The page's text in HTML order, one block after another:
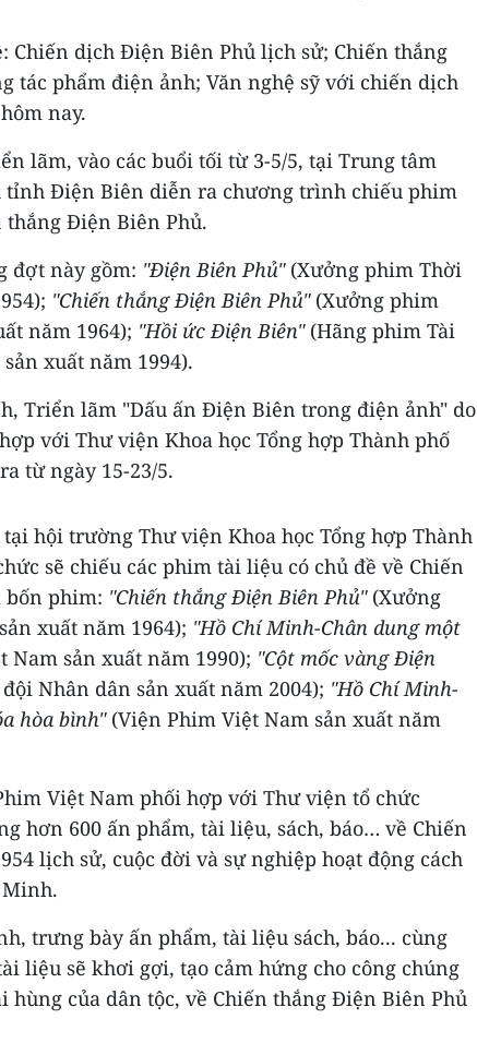
Chiến dịch Điện Biên Phủ lịch sử; Chiến thắng
tác phẩm điện ảnh; Văn nghệ sỹ với chiến dịch
nay.
lãm, vào các buổi tối từ 3-5/5, tại Trung tâm
tỉnh Điện Biên diễn ra chương trình chiếu phim
thắng Điện Biên Phủ.
đợt này gồm: "Điện Biên Phủ"(Xưởng phim Thời
"Chiến thắng Điện Biên Phủ"(Xưởng phim
năm 1964); "Hồi ức Điện Biên"(Hãng phim Tài
xuất năm 1994).
Triển lãm "Dấu ấn Điện Biên trong điện ảnh" do
với Thư viện Khoa học Tổng hợp Thành phố
từ ngày 15-23/5.
hội trường Thư viện Khoa học Tổng hợp Thành
sẽ chiếu các phim tài liệu có chủ đề về Chiến
bốn phim: "Chiến thắng Điện Biên Phủ"(Xưởng
xuất năm 1964); "Hồ Chí Minh-Chân dung một
sản xuất năm 1990); "Cột mốc vàng Điện
Nhân dân sản xuất năm 2004); "Hồ Chí Minh-
hòa bình"(Viện Phim Việt Nam sản xuất năm
Việt Nam phối hợp với Thư viện tổ chức
hơn 600 ấn phẩm, tài liệu, sách, báo… về Chiến
lịch sử, cuộc đời và sự nghiệp hoạt động cách
Minh.
trưng bày ấn phẩm, tài liệu sách, báo... cùng
liệu sẽ khơi gợi, tạo cảm hứng cho công chúng
hùng của dân tộc, về Chiến thắng Điện Biên Phủ